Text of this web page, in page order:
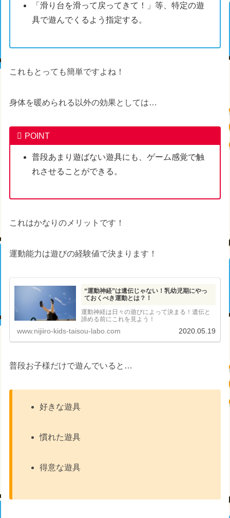
「滑り台を滑って戻ってきて！」等、特定の遊
具で遊んでくるよう指定する。
これもとっても簡単ですよね！
身体を暖められる以外の効果としては…
POINT
普段あまり遊ばない遊具にも、ゲーム感覚で触
れさせることができる。
これはかなりのメリットです！
運動能力は遊びの経験値で決まります！
“運動神経”は遺伝じゃない！乳幼児期にやっ
ておくべき運動とは？！
運動神経は日々の遊びによって決まる！遺伝と
諦める前にこれを見よう！
www.nijiiro-kids-taisou-labo.com 2020.05.19
普段お子様だけで遊んでいると…
好きな遊具
慣れた遊具
得意な遊具